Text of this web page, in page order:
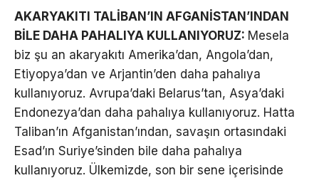
AKARYAKITI TALİBAN’IN AFGANİSTAN’INDAN
BİLE DAHA PAHALIYA KULLANIYORUZ: Mesela
biz şu an akaryakıtı Amerika’dan, Angola’dan,
Etiyopya’dan ve Arjantin’den daha pahalıya
kullanıyoruz. Avrupa’daki Belarus’tan, Asya’daki
Endonezya’dan daha pahalıya kullanıyoruz. Hatta
Taliban’ın Afganistan’ından, savaşın ortasındaki
Esad’ın Suriye’sinden bile daha pahalıya
kullanıyoruz. Ülkemizde, son bir sene içerisinde